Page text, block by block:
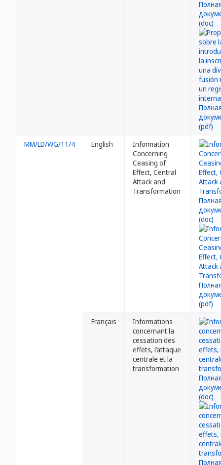
MM/LD/WG/11/4 English
Information
Concerning
Ceasing of
Effect, Central
Attack and
Transformation
Français
Informations
concernant la
cessation des
effets, l’attaque
centrale et la
transformation